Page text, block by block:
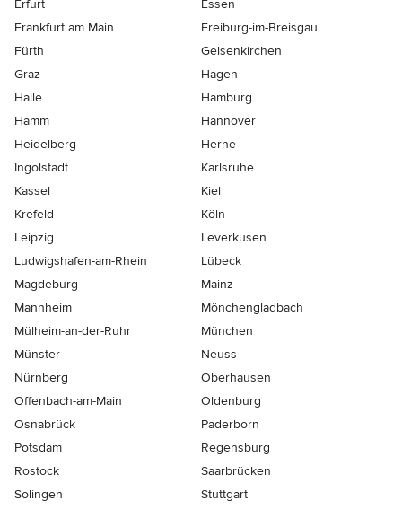
Erfurt
Essen
Frankfurt am Main
Freiburg-im-Breisgau
Fürth
Gelsenkirchen
Graz
Hagen
Halle
Hamburg
Hamm
Hannover
Heidelberg
Herne
Ingolstadt
Karlsruhe
Kassel
Kiel
Krefeld
Köln
Leipzig
Leverkusen
Ludwigshafen-am-Rhein
Lübeck
Magdeburg
Mainz
Mannheim
Mönchen­gladbach
Mülheim-an-der-Ruhr
München
Münster
Neuss
Nürnberg
Oberhausen
Offenbach-am-Main
Oldenburg
Osnabrück
Paderborn
Potsdam
Regensburg
Rostock
Saarbrücken
Solingen
Stuttgart